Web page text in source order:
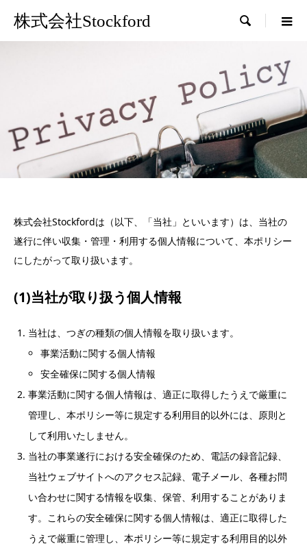
株式会社Stockford 
株式会社Stockfordは（以下、「当社」といいます）は、当社の
遂行に伴い収集・管理・利用する個人情報について、本ポリシー
にしたがって取り扱います。
(1)当社が取り扱う個人情報
当社は、つぎの種類の個人情報を取り扱います。
事業活動に関する個人情報
安全確保に関する個人情報
事業活動に関する個人情報は、適正に取得したうえで厳重に
管理し、本ポリシー等に規定する利用目的以外には、原則と
して利用いたしません。
当社の事業遂行における安全確保のため、電話の録音記録、
当社ウェブサイトへのアクセス記録、電子メール、各種お問
い合わせに関する情報を収集、保管、利用することがありま
す。これらの安全確保に関する個人情報は、適正に取得した
うえで厳重に管理し、本ポリシー等に規定する利用目的以外